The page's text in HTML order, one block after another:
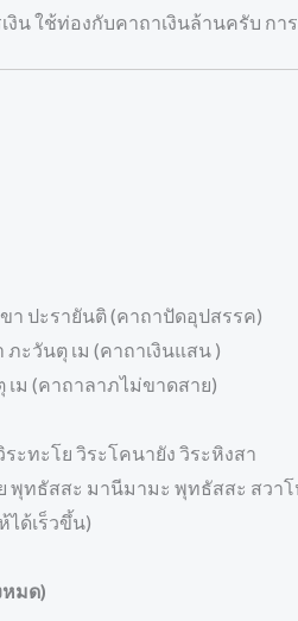
น ใช้ท่องกับคาถาเงินล้านครับ กา
า ปะรายันติ (คาถาปัดอุปสรรค)
ะวันตุ เม (คาถาเงินแสน )
ม (คาถาลาภไม่ขาดสาย)
ะทะโย วิระโคนายัง วิระหิงสา
พุทธัสสะ มานีมามะ พุทธัสสะ สวา
ได้เร็วขึ้น)
หมด)